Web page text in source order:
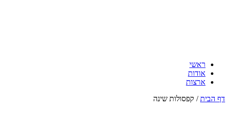
ראשי
אודות
ארצות
דף הבית/ קפסולות שינה